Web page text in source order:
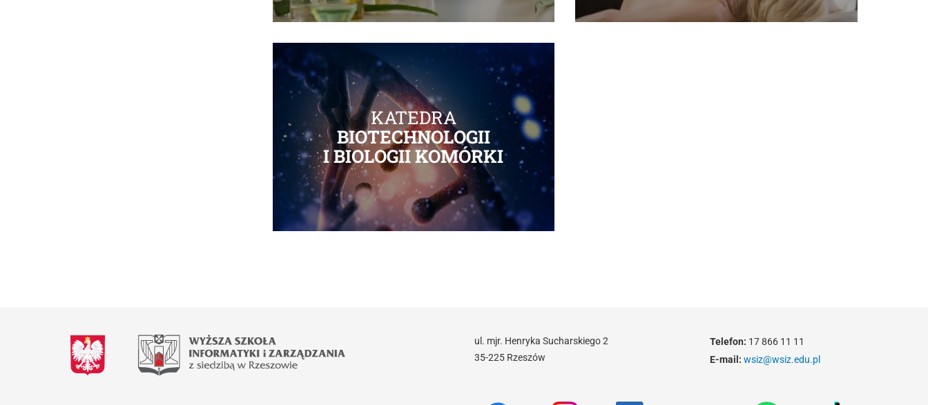
KATEDRA
BIOTECHNOLOGII
I BIOLOGII KOMÓRKI
ul. mjr. Henryka Sucharskiego 2
35-225 Rzeszów
Telefon: 17 866 11 11
E-mail: wsiz@wsiz.edu.pl